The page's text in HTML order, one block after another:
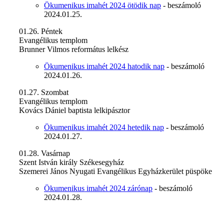
Ökumenikus imahét 2024 ötödik nap - beszámoló
2024.01.25.
01.26. Péntek
Evangélikus templom
Brunner Vilmos református lelkész
Ökumenikus imahét 2024 hatodik nap - beszámoló
2024.01.26.
01.27. Szombat
Evangélikus templom
Kovács Dániel baptista lelkipásztor
Ökumenikus imahét 2024 hetedik nap - beszámoló
2024.01.27.
01.28. Vasárnap
Szent István király Székesegyház
Szemerei János Nyugati Evangélikus Egyházkerület püspöke
Ökumenikus imahét 2024 zárónap - beszámoló
2024.01.28.